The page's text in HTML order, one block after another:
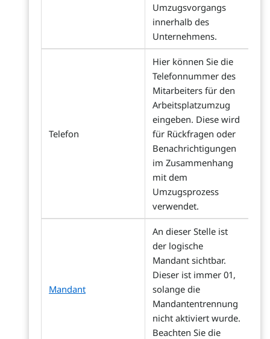
Umzugsvorgangs
innerhalb des
Unternehmens.
Telefon
Hier können Sie die
Telefonnummer des
Mitarbeiters für den
Arbeitsplatzumzug
eingeben. Diese wird
für Rückfragen oder
Benachrichtigungen
im Zusammenhang
mit dem
Umzugsprozess
verwendet.
Mandant
An dieser Stelle ist
der logische
Mandant sichtbar.
Dieser ist immer 01,
solange die
Mandantentrennung
nicht aktiviert wurde.
Beachten Sie die